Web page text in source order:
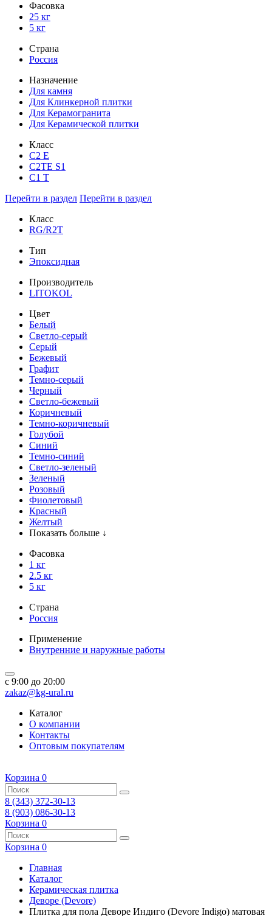
Фасовка
25 кг
5 кг
Страна
Россия
Назначение
Для камня
Для Клинкерной плитки
Для Керамогранита
Для Керамической плитки
Класс
С2 Е
C2TE S1
C1 T
Перейти в раздел Перейти в раздел
Класс
RG/R2T
Тип
Эпоксидная
Производитель
LITOKOL
Цвет
Белый
Светло-серый
Серый
Бежевый
Графит
Темно-серый
Черный
Светло-бежевый
Коричневый
Темно-коричневый
Голубой
Синий
Темно-синий
Светло-зеленый
Зеленый
Розовый
Фиолетовый
Красный
Желтый
Показать больше ↓
Фасовка
1 кг
2.5 кг
5 кг
Страна
Россия
Применение
Внутренние и наружные работы
c 9:00 до 20:00
zakaz@kg-ural.ru
Каталог
О компании
Контакты
Оптовым покупателям
Корзина 0
8 (343) 372-30-13
8 (903) 086-30-13
Корзина 0
Корзина 0
Главная
Каталог
Керамическая плитка
Деворе (Devore)
Плитка для пола Деворе Индиго (Devore Indigo) матовая